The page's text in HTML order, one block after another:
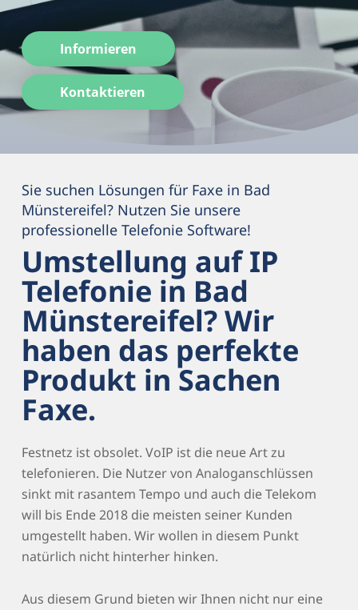
Informieren
Kontaktieren
Sie suchen Lösungen für Faxe in Bad
Münstereifel? Nutzen Sie unsere
professionelle Telefonie Software!
Umstellung auf IP
Telefonie in Bad
Münstereifel? Wir
haben das perfekte
Produkt in Sachen
Faxe.
Festnetz ist obsolet. VoIP ist die neue Art zu
telefonieren. Die Nutzer von Analoganschlüssen
sinkt mit rasantem Tempo und auch die Telekom
will bis Ende 2018 die meisten seiner Kunden
umgestellt haben. Wir wollen in diesem Punkt
natürlich nicht hinterher hinken.
Aus diesem Grund bieten wir Ihnen nicht nur eine